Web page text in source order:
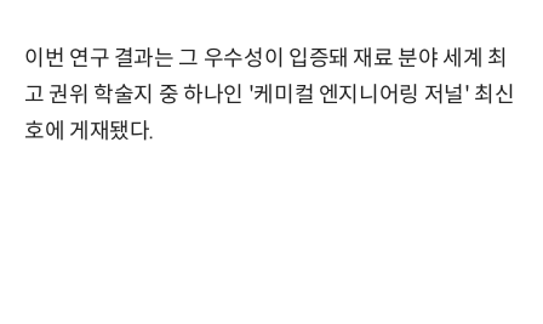
이번 연구 결과는 그 우수성이 입증돼 재료 분야 세계 최
고 권위 학술지 중 하나인 '케미컬 엔지니어링 저널' 최신
호에 게재됐다.